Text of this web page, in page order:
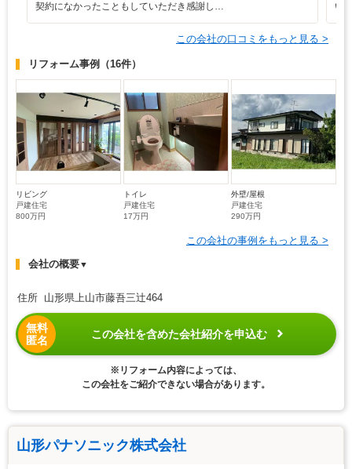
契約になかったこともしていただき感謝し… い
この会社の口コミをもっと見る >
リフォーム事例 （16件）
リビング
戸建住宅
800万円
トイレ
戸建住宅
17万円
外壁/屋根
戸建住宅
290万円
この会社の事例をもっと見る >
会社の概要▼
住所 山形県上山市藤吾三辻464
無料
匿名
この会社を含めた会社紹介を申込む
※リフォーム内容によっては、
この会社をご紹介できない場合があります。
山形パナソニック株式会社